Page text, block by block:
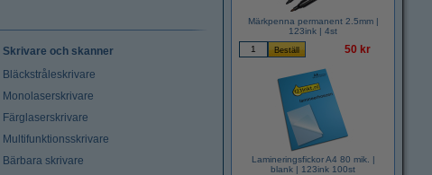
Märkpenna permanent 2.5mm |
123ink | 4st
50 kr
Lamineringsfickor A4 80 mik. |
blank | 123ink 100st
Skrivare och skanner
Bläckstråleskrivare
Monolaserskrivare
Färglaserskrivare
Multifunktionsskrivare
Bärbara skrivare